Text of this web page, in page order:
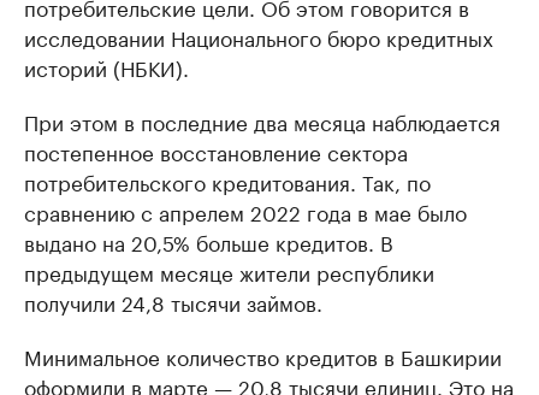
исследовании Национального бюро кредитных
историй (НБКИ).
При этом в последние два месяца наблюдается
постепенное восстановление сектора
потребительского кредитования. Так, по
сравнению с апрелем 2022 года в мае было
выдано на 20,5% больше кредитов. В
предыдущем месяце жители республики
получили 24,8 тысячи займов.
Минимальное количество кредитов в Башкирии
оформили в марте — 20,8 тысячи единиц. Это на